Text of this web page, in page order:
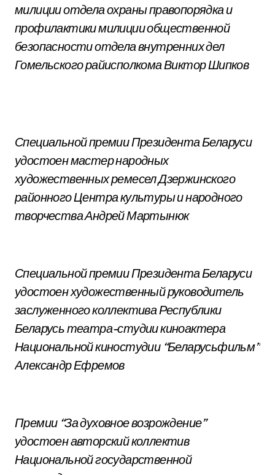
милиции отдела охраны правопорядка и
профилактики милиции общественной
безопасности отдела внутренних дел
Гомельского райисполкома Виктор Шипков
Специальной премии Президента Беларуси
удостоен мастер народных
художественных ремесел Дзержинского
районного Центра культуры и народного
творчества Андрей Мартынюк
Специальной премии Президента Беларуси
удостоен художественный руководитель
заслуженного коллектива Республики
Беларусь театра-студии киноактера
Национальной киностудии “Беларусьфильм”
Александр Ефремов
Премии “За духовное возрождение”
удостоен авторский коллектив
Национальной государственной